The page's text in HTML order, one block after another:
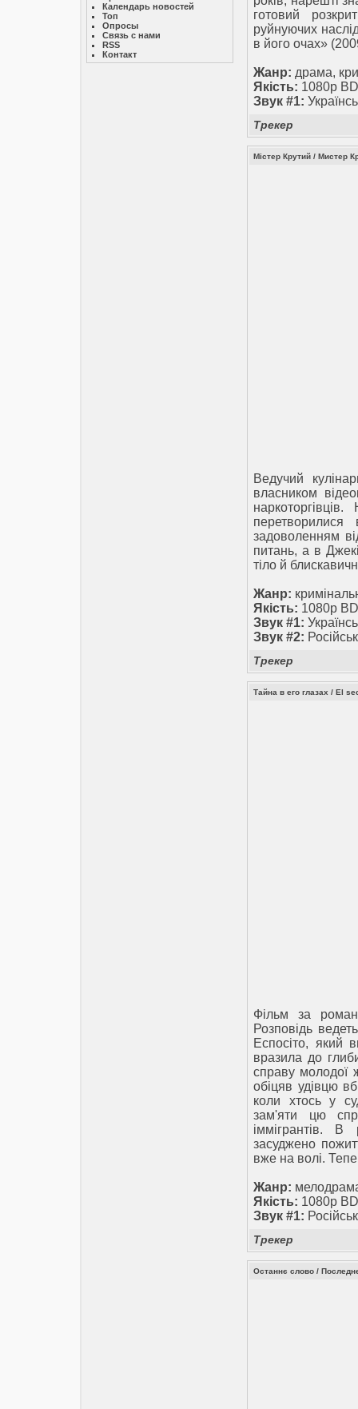
Календарь новостей
Топ
Опросы
Связь с нами
RSS
Контакт
готовий
руйнуючих
в його очах»
Жанр: драма,
Якість: 1080p
Звук #1:
Трекер
Містер Крутий / Мистер
Ведучий
власником
задоволенням
питань, а в
тіло й
Жанр:
Якість: 1080p
Звук #1:
Звук #2:
Трекер
Тайна в его глазах / El
Фільм за
Розповідь
Еспосіто, який
вразила до
справу молодої
обіцяв удівцю
коли хтось у
зам'яти цю
іммігрантів.
засуджено
вже на волі.
Жанр:
Якість: 1080p
Звук #1:
Трекер
Останнє слово /